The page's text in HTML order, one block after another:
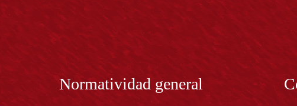
Normatividad general